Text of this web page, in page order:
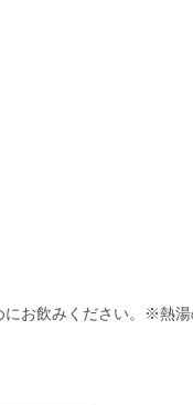
お飲みください。※熱湯